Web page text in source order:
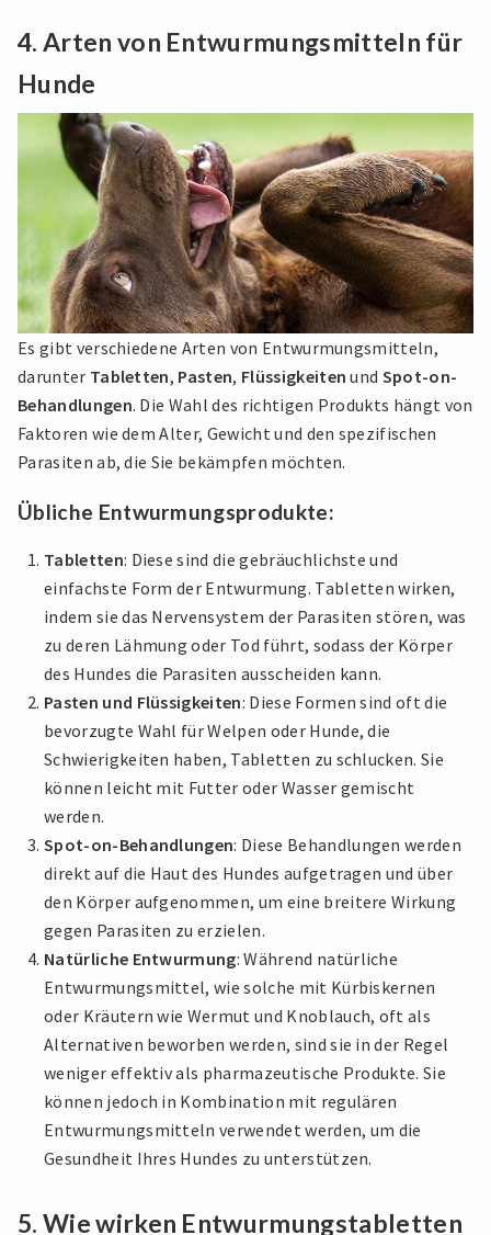
4. Arten von Entwurmungsmitteln für
Hunde
Es gibt verschiedene Arten von Entwurmungsmitteln,
darunter Tabletten, Pasten, Flüssigkeiten und Spot-on-
Behandlungen. Die Wahl des richtigen Produkts hängt von
Faktoren wie dem Alter, Gewicht und den spezifischen
Parasiten ab, die Sie bekämpfen möchten.
Übliche Entwurmungsprodukte:
Tabletten: Diese sind die gebräuchlichste und
einfachste Form der Entwurmung. Tabletten wirken,
indem sie das Nervensystem der Parasiten stören, was
zu deren Lähmung oder Tod führt, sodass der Körper
des Hundes die Parasiten ausscheiden kann.
Pasten und Flüssigkeiten: Diese Formen sind oft die
bevorzugte Wahl für Welpen oder Hunde, die
Schwierigkeiten haben, Tabletten zu schlucken. Sie
können leicht mit Futter oder Wasser gemischt
werden.
Spot-on-Behandlungen: Diese Behandlungen werden
direkt auf die Haut des Hundes aufgetragen und über
den Körper aufgenommen, um eine breitere Wirkung
gegen Parasiten zu erzielen.
Natürliche Entwurmung: Während natürliche
Entwurmungsmittel, wie solche mit Kürbiskernen
oder Kräutern wie Wermut und Knoblauch, oft als
Alternativen beworben werden, sind sie in der Regel
weniger effektiv als pharmazeutische Produkte. Sie
können jedoch in Kombination mit regulären
Entwurmungsmitteln verwendet werden, um die
Gesundheit Ihres Hundes zu unterstützen.
5. Wie wirken Entwurmungstabletten